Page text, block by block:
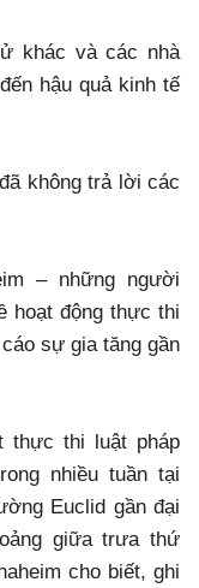
khác và các nhà
hậu quả kinh tế
không trả lời các
– những người
hoạt động thực thi
sự gia tăng gần
thực thi luật pháp
nhiều tuần tại
Euclid gần đại
giữa trưa thứ
cho biết, ghi